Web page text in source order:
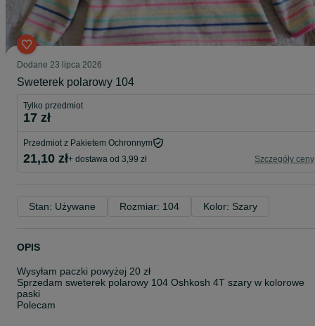
Dodane 23 lipca 2026
Sweterek polarowy 104
Tylko przedmiot
17 zł
Przedmiot z Pakietem Ochronnym
21,10 zł+ dostawa od 3,99 zł Szczegóły ceny
Stan: Używane Rozmiar: 104 Kolor: Szary
OPIS
Wysyłam paczki powyżej 20 zł
Sprzedam sweterek polarowy 104 Oshkosh 4T szary w kolorowe
paski
Polecam